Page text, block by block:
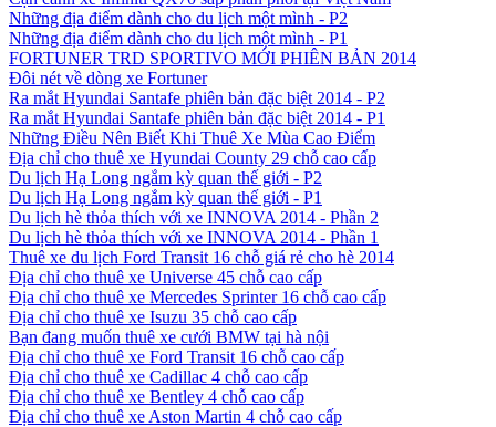
Những địa điểm dành cho du lịch một mình - P2
Những địa điểm dành cho du lịch một mình - P1
FORTUNER TRD SPORTIVO MỚI PHIÊN BẢN 2014
Đôi nét về dòng xe Fortuner
Ra mắt Hyundai Santafe phiên bản đặc biệt 2014 - P2
Ra mắt Hyundai Santafe phiên bản đặc biệt 2014 - P1
Những Điều Nên Biết Khi Thuê Xe Mùa Cao Điểm
Địa chỉ cho thuê xe Hyundai County 29 chỗ cao cấp
Du lịch Hạ Long ngắm kỳ quan thế giới - P2
Du lịch Hạ Long ngắm kỳ quan thế giới - P1
Du lịch hè thỏa thích với xe INNOVA 2014 - Phần 2
Du lịch hè thỏa thích với xe INNOVA 2014 - Phần 1
Thuê xe du lịch Ford Transit 16 chỗ giá rẻ cho hè 2014
Địa chỉ cho thuê xe Universe 45 chỗ cao cấp
Địa chỉ cho thuê xe Mercedes Sprinter 16 chỗ cao cấp
Địa chỉ cho thuê xe Isuzu 35 chỗ cao cấp
Bạn đang muốn thuê xe cưới BMW tại hà nội
Địa chỉ cho thuê xe Ford Transit 16 chỗ cao cấp
Địa chỉ cho thuê xe Cadillac 4 chỗ cao cấp
Địa chỉ cho thuê xe Bentley 4 chỗ cao cấp
Địa chỉ cho thuê xe Aston Martin 4 chỗ cao cấp